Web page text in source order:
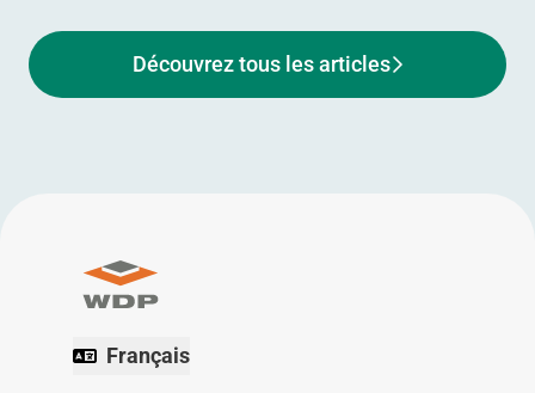
Découvrez tous les articles
Français